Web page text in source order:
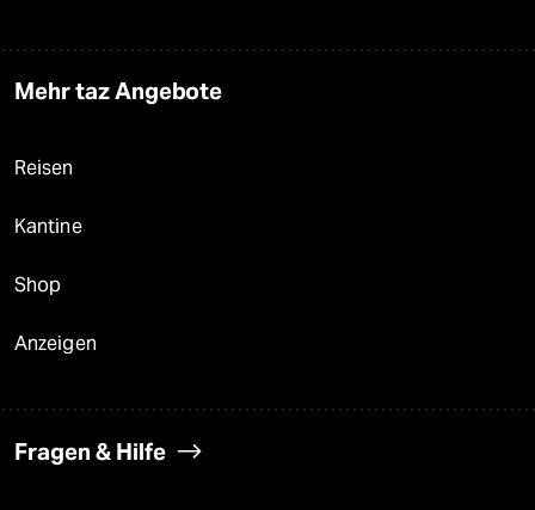
Mehr taz Angebote
Reisen
Kantine
Shop
Anzeigen
Fragen & Hilfe